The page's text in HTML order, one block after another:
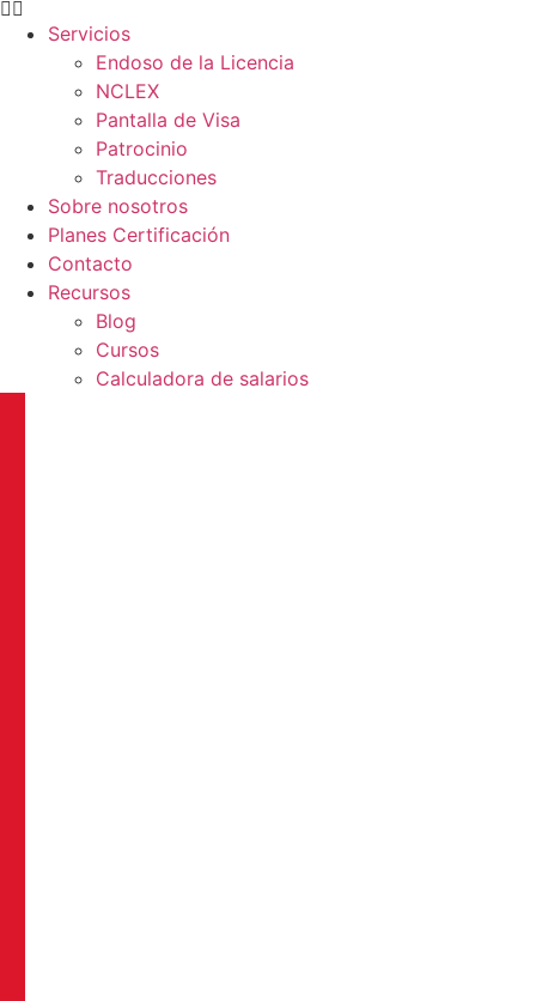
Servicios
Endoso de la Licencia
NCLEX
Pantalla de Visa
Patrocinio
Traducciones
Sobre nosotros
Planes Certificación
Contacto
Recursos
Blog
Cursos
Calculadora de salarios